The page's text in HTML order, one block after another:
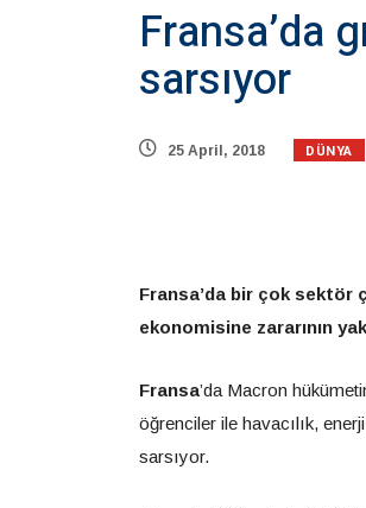
Fransa’da
sarsıyor
25 April, 2018 DÜNYA
Fransa’da bir çok sektör
ekonomisine zararının
Fransa’da Macron
öğrenciler ile havacılık,
sarsıyor.